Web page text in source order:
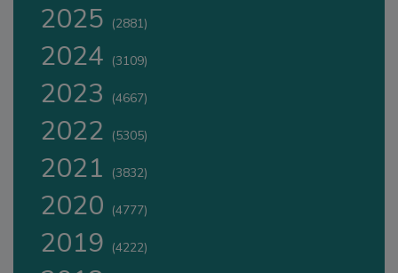
2025 (2881)
2024 (3109)
2023 (4667)
2022 (5305)
2021 (3832)
2020 (4777)
2019 (4222)